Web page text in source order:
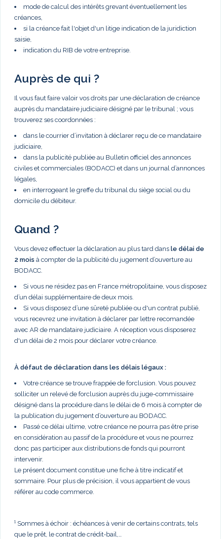
mode de calcul des intérêts grevant éventuellement les
créances,
si la créance fait l'objet d'un litige indication de la juridiction
saisie,
indication du RIB de votre entreprise.
Auprès de qui ?
Il vous faut faire valoir vos droits par une déclaration de créance
auprès du mandataire judiciaire désigné par le tribunal ; vous
trouverez ses coordonnées :
dans le courrier d’invitation à déclarer reçu de ce mandataire
judiciaire,
dans la publicité publiée au Bulletin officiel des annonces
civiles et commerciales (BODACC) et dans un journal d’annonces
légales,
en interrogeant le greffe du tribunal du siège social ou du
domicile du débiteur.
Quand ?
Vous devez effectuer la déclaration au plus tard dans le délai de
2 mois à compter de la publicité du jugement d’ouverture au
BODACC.
Si vous ne résidez pas en France métropolitaine, vous disposez
d’un délai supplémentaire de deux mois.
Si vous disposez d’une sûreté publiée ou d'un contrat publié,
vous recevrez une invitation à déclarer par lettre recomandée
avec AR de mandataire judiciaire. A réception vous disposerez
d'un délai de 2 mois pour déclarer votre créance.
À défaut de déclaration dans les délais légaux :
Votre créance se trouve frappée de forclusion. Vous pouvez
solliciter un relevé de forclusion auprès du juge-commissaire
désigné dans la procédure dans le délai de 6 mois à compter de
la publication du jugement d’ouverture au BODACC.
Passé ce délai ultime, votre créance ne pourra pas être prise
en considération au passif de la procédure et vous ne pourrez
donc pas participer aux distributions de fonds qui pourront
intervenir.
Le présent document constitue une fiche à titre indicatif et
sommaire. Pour plus de précision, il vous appartient de vous
référer au code commerce.
¹ Sommes à échoir : échéances à venir de certains contrats, tels
que le prêt, le contrat de crédit-bail,…